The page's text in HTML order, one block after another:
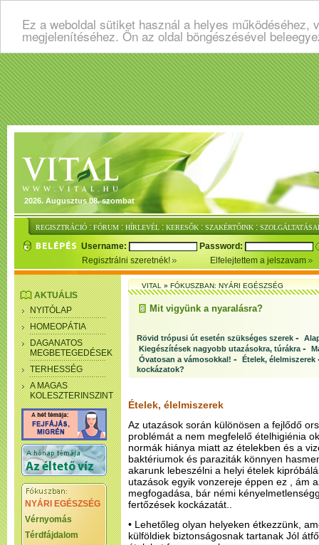
Ez a weboldal sütiket használ a helyes
megjelenítéséhez. Ön az oldal böngészésével
2026. Augusztus 08. szombat
REGISZTRÁCIÓ : FÓRUM : HÍRLEVÉL : KERESŐK : SZAKÉRTŐINK :
Username:
Password:
Regisztrálni szeretnék!
Elfelejtettem a jelszavam
AKTUÁLIS
NYITÓLAP
HOMEOPÁTIA
DAGANATOS
MEGBETEGEDÉSEK
TERHESSÉG
A MAGAS
KOLESZTERINSZINT
NYÁRI EGÉSZSÉG
Vérnyomás
Térdfájdalom
VITAL»FÓKUSZBAN: NYÁRI EGÉSZSÉG
Mit vigyünk a nyaralásra?
Rövid trópusi út esetén szükséges szerek -
Kiegészítések nagyobb utazásokra, túrákra -
Óvatosan a vámosokkal! - Ételek, élelmiszerek
kockázatok?
Ételek, élelmiszerek
Az utazások során különösen a fejlődő
problémát a nem megfelelő ételhigiénia
normák hiánya miatt az ételekben és a
baktériumok és paraziták könnyen
akarunk lebeszélni a helyi ételek
utazások egyik vonzereje éppen ez , ám
megfogadása, bár némi
fertőzések kockázatát..
• Lehetőleg olyan helyeken étkezzünk,
külföldiek biztonságosnak tartanak Jól